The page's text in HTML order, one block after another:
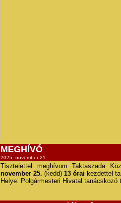
MEGHÍVÓ
2025. november 21.
Tisztelettel meghívom Taktaszada
november 25. (kedd) 13 órai kezdettel
Helye: Polgármesteri Hivatal tanácskozó